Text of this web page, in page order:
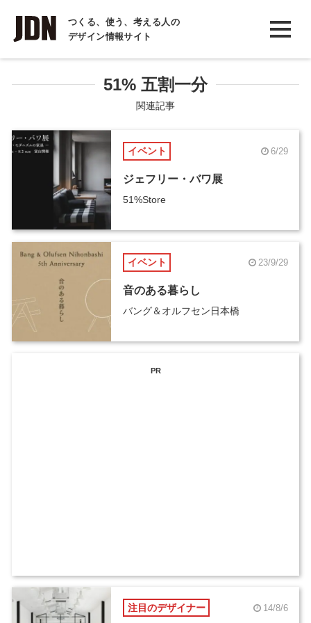
つくる、使う、考える人の
デザイン情報サイト
INTERVIEW
インタビュー
REPORT
COLUMN
コラム
51% 五割一分
関連記事
イベント 6/29
ジェフリー・バワ展
51%Store
イベント 23/9/29
音のある暮らし
バング＆オルフセン日本橋
PR
注目のデザイナー 14/8/6